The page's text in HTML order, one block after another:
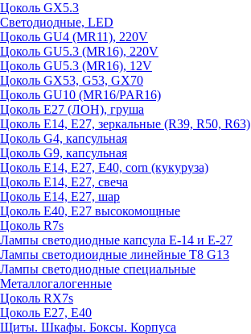
Цоколь GX5.3
Светодиодные, LED
Цоколь GU4 (MR11), 220V
Цоколь GU5.3 (MR16), 220V
Цоколь GU5.3 (MR16), 12V
Цоколь GX53, G53, GX70
Цоколь GU10 (MR16/PAR16)
Цоколь Е27 (ЛОН), груша
Цоколь Е14, Е27, зеркальные (R39, R50, R63)
Цоколь G4, капсульная
Цоколь G9, капсульная
Цоколь Е14, Е27, Е40, corn (кукуруза)
Цоколь Е14, Е27, свеча
Цоколь Е14, Е27, шар
Цоколь Е40, Е27 высокомощные
Цоколь R7s
Лампы светодиодные капсула Е-14 и Е-27
Лампы светодиоидные линейные T8 G13
Лампы светодиодные специальные
Металлогалогенные
Цоколь RX7s
Цоколь Е27, E40
Щиты. Шкафы. Боксы. Корпуса